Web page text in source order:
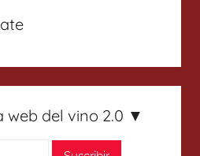
web del vino 2.0 ▼